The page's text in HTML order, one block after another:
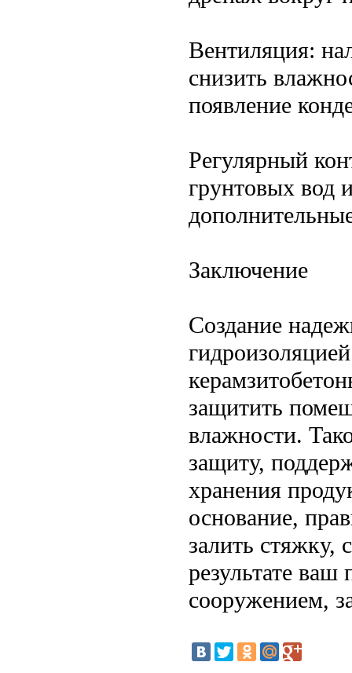
Вентиляция:
снизить
появление
Регулярный
грунтовых вод
Заключение
Создание
защитить
влажности.
защиту,
хранения
основание,
залить стяжку,
результате
сооружением,